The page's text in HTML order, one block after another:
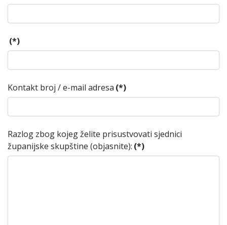
(*)
Kontakt broj / e-mail adresa (*)
Razlog zbog kojeg želite prisustvovati sjednici
županijske skupštine (objasnite): (*)